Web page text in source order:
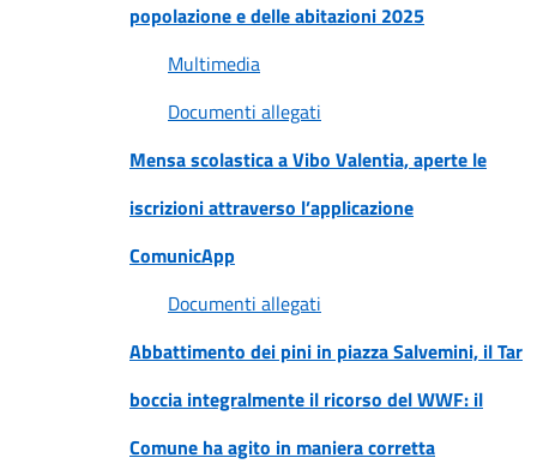
popolazione e delle abitazioni 2025
Multimedia
Documenti allegati
Mensa scolastica a Vibo Valentia, aperte le
iscrizioni attraverso l’applicazione
ComunicApp
Documenti allegati
Abbattimento dei pini in piazza Salvemini, il Tar
boccia integralmente il ricorso del WWF: il
Comune ha agito in maniera corretta